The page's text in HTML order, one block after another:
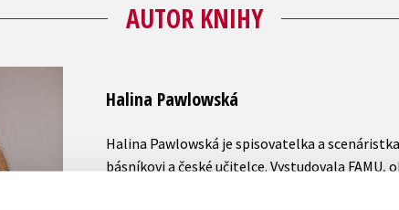
AUTOR KNIHY
Halina Pawlowská
Halina Pawlowská je spisovatelka a
básníkovi a české učitelce. Vystudovala FAMU,